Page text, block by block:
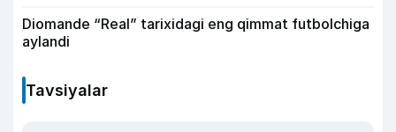
Diomande “Real” tarixidagi eng qimmat futbolchiga
aylandi
Tavsiyalar